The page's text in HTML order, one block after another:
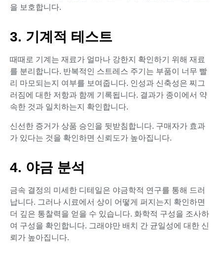
을 보호합니다.
3. 기계적 테스트
때때로 기계는 재료가 얼마나 강한지 확인하기 위해 재료
를 분리합니다. 반복적인 스트레스 주기는 부품이 너무 빨
리 마모되는지 여부를 보여줍니다. 인성과 신축성은 찌그
러짐에 대한 저항과 함께 기록됩니다. 결과가 종이에서 약
속한 것과 일치하는지 확인합니다.
신선한 증거가 상품 승인을 뒷받침합니다. 구매자가 효과
가 있다는 것을 확인하면 신뢰도가 높아집니다.
4. 야금 분석
금속 결정의 미세한 디테일은 야금학적 연구를 통해 드러
납니다. 그러나 시료에서 상이 어떻게 퍼지는지 확인하면
더 깊은 통찰력을 얻을 수 있습니다. 화학적 구성을 조사하
여 구성을 확인합니다. 그래야만 배치 간 균일성에 대한 신
뢰가 높아집니다.